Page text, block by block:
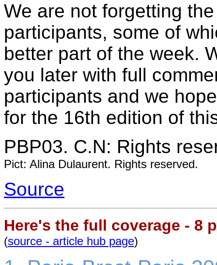
We are not forgetting
participants, some of
better part of the week.
you later with full
participants and we
for the 16th edition of
PBP03. C.N: Rights
Pict: Alina Dulaurent. Rights reserved.
Source
Here's the full coverage - 8
(source - article hub page)